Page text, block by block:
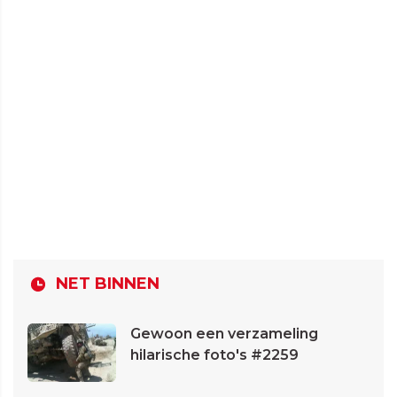
NET BINNEN
Gewoon een verzameling
hilarische foto's #2259